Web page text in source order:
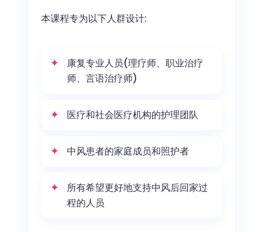
本课程专为以下人群设计:
康复专业人员(理疗师、职业治疗
师、言语治疗师)
医疗和社会医疗机构的护理团队
中风患者的家庭成员和照护者
所有希望更好地支持中风后回家过
程的人员